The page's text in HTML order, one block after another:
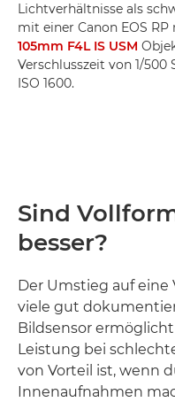
Lichtverhältnisse als
mit einer Canon EOS
105mm F4L IS USM
Verschlusszeit von 1/500
ISO 1600.
Sind
besser?
Der Umstieg auf
viele gut
Bildsensor
Leistung bei
von Vorteil ist, wenn
Innenaufnahmen